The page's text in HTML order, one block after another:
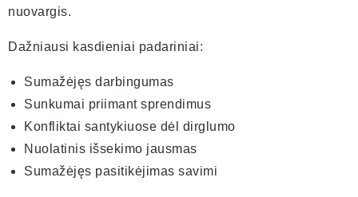
nuovargis.
Dažniausi kasdieniai padariniai:
Sumažėjęs darbingumas
Sunkumai priimant sprendimus
Konfliktai santykiuose dėl dirglumo
Nuolatinis išsekimo jausmas
Sumažėjęs pasitikėjimas savimi